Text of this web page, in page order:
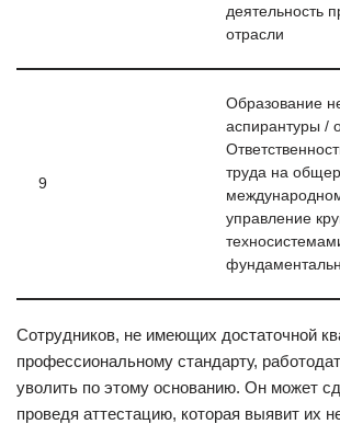
деятельность
отрасли
9
Образование
аспирантуры /
труда на
управление
Сотрудников, не имеющих достаточной
профессиональному стандарту,
уволить по этому основанию. Он может
проведя аттестацию, которая выявит их